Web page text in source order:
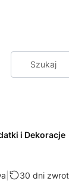
i Dekoracje
30 dni zwrot|